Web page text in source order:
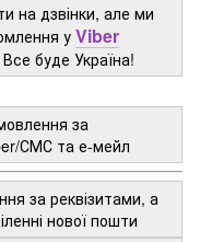
на дзвінки, але ми
у Viber
буде Україна!
за
СМС та е-мейл
за реквізитами, а
нової пошти